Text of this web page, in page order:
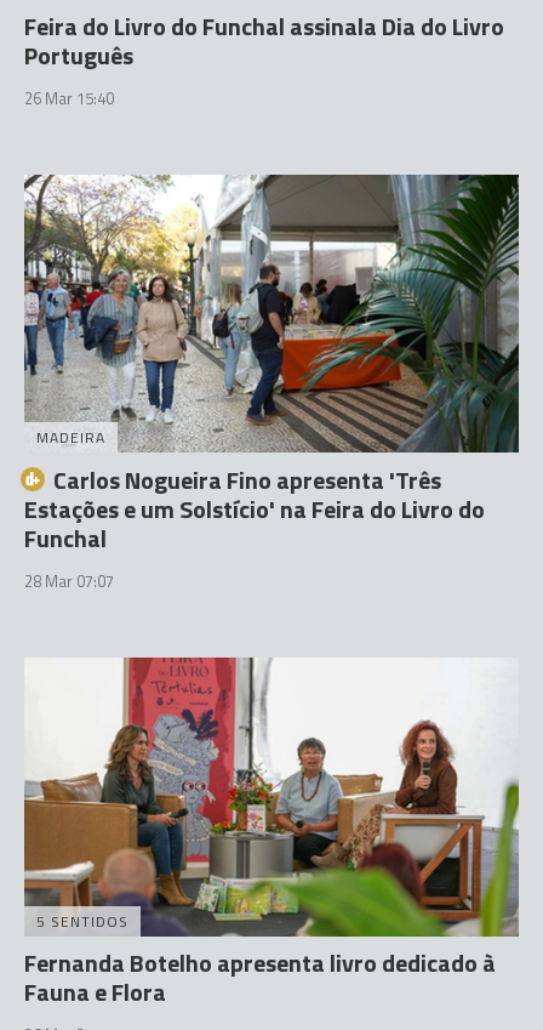
Feira do Livro do Funchal assinala Dia do Livro
Português
26 Mar 15:40
MADEIRA
Carlos Nogueira Fino apresenta 'Três
Estações e um Solstício' na Feira do Livro do
Funchal
28 Mar 07:07
5 SENTIDOS
Fernanda Botelho apresenta livro dedicado à
Fauna e Flora